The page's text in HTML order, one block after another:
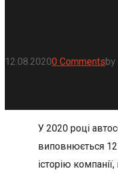
12.08.20200 Commentsby
У 2020 році
виповнюється
історію компанії,